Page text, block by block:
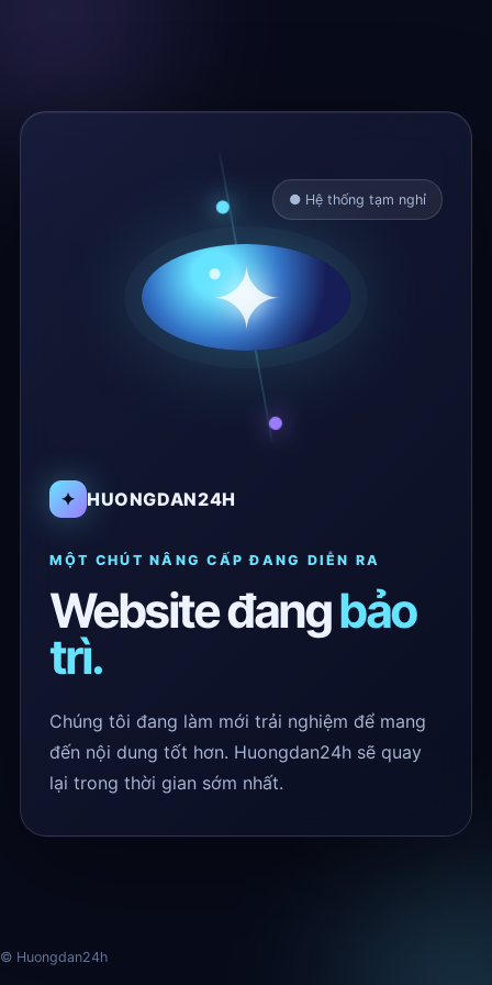
✦ HUONGDAN24H
MỘT CHÚT NÂNG CẤP ĐANG DIỄN RA
Website đangbảo
trì.
Chúng tôi đang làm mới trải nghiệm để mang
đến nội dung tốt hơn. Huongdan24h sẽ quay
lại trong thời gian sớm nhất.
● Hệ thống tạm nghỉ
© Huongdan24h